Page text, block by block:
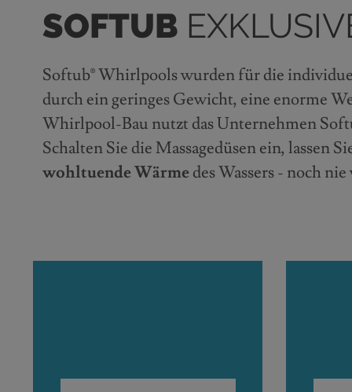
SOFTUB
Softub® Whirlpools wurden für die
durch ein geringes Gewicht, eine enorme
Whirlpool-Bau nutzt das Unternehmen
Schalten Sie die Massagedüsen ein, lassen
wohltuende Wärmedes Wassers - noch